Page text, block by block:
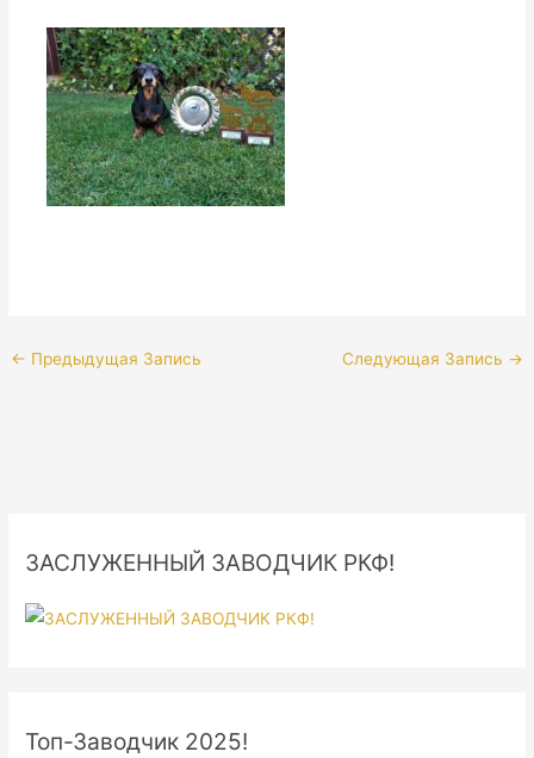
← Предыдущая Запись Следующая Запись →
ЗАСЛУЖЕННЫЙ ЗАВОДЧИК РКФ!
Топ-Заводчик 2025!